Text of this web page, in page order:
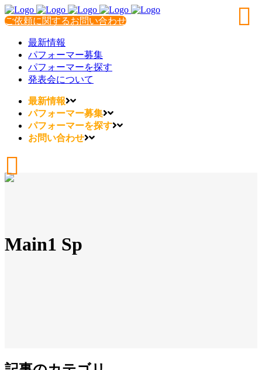
ご依頼に関するお問い合わせ
最新情報
パフォーマー募集
パフォーマーを探す
発表会について
最新情報
パフォーマー募集
パフォーマーを探す
お問い合わせ
Main1 Sp